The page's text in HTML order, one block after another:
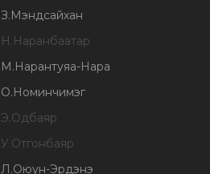
З.Мэндсайхан
Н.Наранбаатар
М.Нарантуяа-Нара
О.Номинчимэг
Э.Одбаяр
У.Отгонбаяр
Л.Оюун-Эрдэнэ